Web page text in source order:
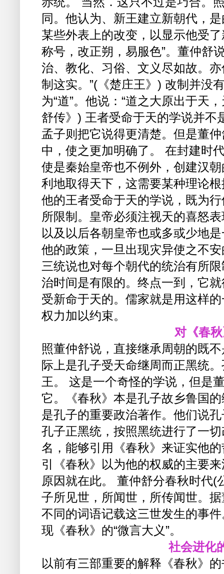
同。他认为、新王建立新朝代，
某些外表上的改变，以显示他受
称号，改正朔，易服色”。董仲舒
治、教化、习俗、文义尽如故。
制这实。”(《楚庄王》) 改制并没
为“道”。他说：“道之大原出于天
舒传》) 王者受命于天的学说并不
孟子则把它说得更清楚。但是董
中，使之更加明确了。 在封建时
使是秦始皇帝也不例外，创建汉
利地取得天下，这需要某种理论
他的王者受命于天的学说，既为
所限制。皇帝必须注视天的喜怒
以及以后各朝皇帝也或多或少地
他的政策，一旦出现灾异使之不
三统说也对每个朝代的统治有所
治时间是有限的。终点一到，它
受新命于天的。儒家就是用这样
权力加以约束。
对《春
照董仲舒说，直接继承周朝的既
际上是孔子受天命继周而正黑统
王。 这是一个奇怪的学说，但是
它。《春秋》本是孔子故乡鲁国
是孔子的重要政治著作。他们说
孔子正黑统，按照黑统进行了一
名，能够引用《春秋》来证实他
引《春秋》以为他的权威的主要
原因就在此。 董仲舒分春秋时代(
子所见世，所闻世，所传闻世。
不同的词语记载这三世发生的事
现《春秋》的“微言大义”。
社会进化
以前有三部重要的解释《春秋》